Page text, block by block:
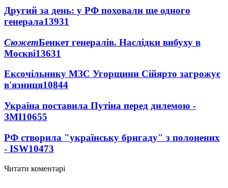
Другий за день: у РФ поховали ще одного
генерала13931
СюжетБенкет генералів. Наслідки вибуху в
Москві13631
Ексочільнику МЗС Угорщини Сійярто загрожує
в'язниця10844
Україна поставила Путіна перед дилемою -
ЗМІ10655
РФ створила "українську бригаду" з полонених
- ISW10473
Читати коментарі